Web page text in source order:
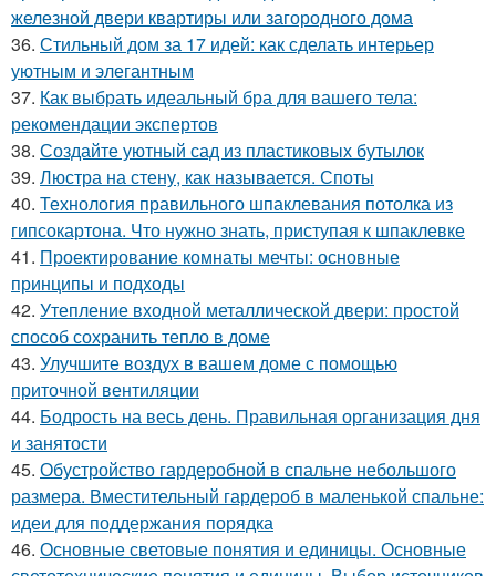
железной двери квартиры или загородного дома
36. Стильный дом за 17 идей: как сделать интерьер
уютным и элегантным
37. Как выбрать идеальный бра для вашего тела:
рекомендации экспертов
38. Создайте уютный сад из пластиковых бутылок
39. Люстра на стену, как называется. Споты
40. Технология правильного шпаклевания потолка из
гипсокартона. Что нужно знать, приступая к шпаклевке
41. Проектирование комнаты мечты: основные
принципы и подходы
42. Утепление входной металлической двери: простой
способ сохранить тепло в доме
43. Улучшите воздух в вашем доме с помощью
приточной вентиляции
44. Бодрость на весь день. Правильная организация дня
и занятости
45. Обустройство гардеробной в спальне небольшого
размера. Вместительный гардероб в маленькой спальне:
идеи для поддержания порядка
46. Основные световые понятия и единицы. Основные